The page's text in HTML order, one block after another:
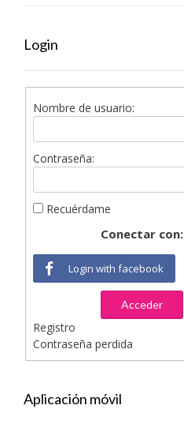
Login
Nombre de usuario:
Contraseña:
Recuérdame
Conectar con:
Login with facebook
Acceder
Registro
Contraseña perdida
Aplicación móvil